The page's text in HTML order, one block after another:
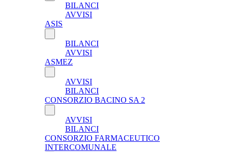
BILANCI
AVVISI
ASIS
BILANCI
AVVISI
ASMEZ
AVVISI
BILANCI
CONSORZIO BACINO SA 2
AVVISI
BILANCI
CONSORZIO FARMACEUTICO
INTERCOMUNALE